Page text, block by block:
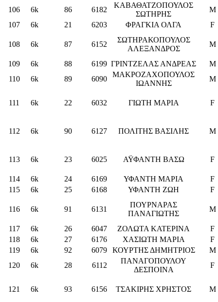
106
6k 86 6182
ΚΑΒΑΘΑΤΖΟΠΟΥΛΟΣ
ΣΩΤΗΡΗΣ
M
107
6k 21 6203 ΦΡΑΓΚΙΑ ΟΛΓΑ F
108 6k 87 6152
ΣΩΤΗΡΑΚΟΠΟΥΛΟΣ
ΑΛΕΞΑΝΔΡΟΣ
M
109 6k 88 6199 ΓΡΙΝΤΖΕΛΑΣ ΑΝΔΡΕΑΣ
M
110
6k 89 6090
ΜΑΚΡΟΖΑΧΟΠΟΥΛΟΣ
ΙΩΑΝΝΗΣ
M
111 6k 22 6032 ΓΙΩΤΗ ΜΑΡΙΑ F
112 6k 90 6127 ΠΟΛΙΤΗΣ ΒΑΣΙΛΗΣ M
113 6k 23 6025 ΑΫΦΑΝΤΗ ΒΑΣΩ F
114 6k 24 6169 ΥΦΑΝΤΗ ΜΑΡΙΑ
F
115
6k 25 6168 ΥΦΑΝΤΗ ΖΩΗ F
116 6k 91 6131
ΠΟΥΡΝΑΡΑΣ
ΠΑΝΑΓΙΩΤΗΣ
M
117 6k 26 6047 ΖΟΛΩΤΑ ΚΑΤΕΡΙΝΑ
F
118
6k 27 6176 ΧΑΣΙΩΤΗ ΜΑΡΙΑ
F
119
6k 92 6079 ΚΟΥΡΤΗΣ ΔΗΜΗΤΡΙΟΣ
M
120
6k 28 6112
ΠΑΝΑΓΟΠΟΥΛΟΥ
ΔΕΣΠΟΙΝΑ
F
121 6k 93 6156 ΤΣΑΚΙΡΗΣ ΧΡΗΣΤΟΣ M